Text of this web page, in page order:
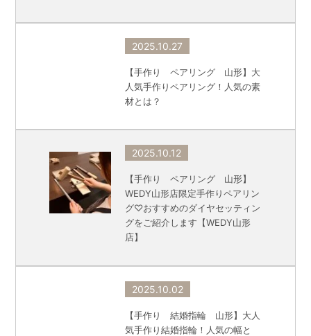
2025.10.27
【手作り ペアリング 山形】大
人気手作りペアリング！人気の素
材とは？
2025.10.12
【手作り ペアリング 山形】
WEDY山形店限定手作りペアリン
グ♡おすすめのダイヤセッティン
グをご紹介します【WEDY山形
店】
2025.10.02
【手作り 結婚指輪 山形】大人
気手作り結婚指輪！人気の幅と